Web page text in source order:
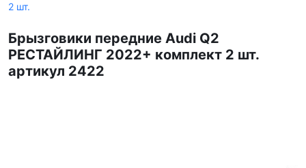
2 шт.
Брызговики передние Audi Q2
РЕСТАЙЛИНГ 2022+ комплект 2 шт.
артикул 2422